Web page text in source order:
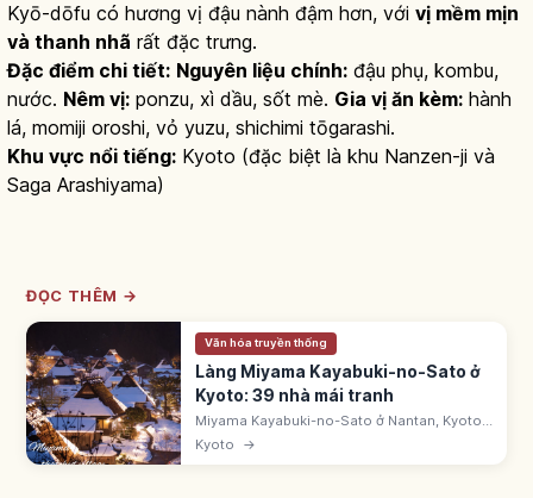
Kyō-dōfu có hương vị đậu nành đậm hơn, với vị mềm mịn
và thanh nhã rất đặc trưng.
Đặc điểm chi tiết: Nguyên liệu chính: đậu phụ, kombu,
nước. Nêm vị: ponzu, xì dầu, sốt mè. Gia vị ăn kèm: hành
lá, momiji oroshi, vỏ yuzu, shichimi tōgarashi.
Khu vực nổi tiếng: Kyoto (đặc biệt là khu Nanzen-ji và
Saga Arashiyama)
ĐỌC THÊM →
Văn hóa truyền thống
Làng Miyama Kayabuki-no-Sato ở
Kyoto: 39 nhà mái tranh
Miyama Kayabuki-no-Sato ở Nantan, Kyoto
là làng có 50 nhà, trong đó 39 nhà mái tranh
kiểu Kitayama-gata. Khu bảo tồn kiến trúc
Kyoto →